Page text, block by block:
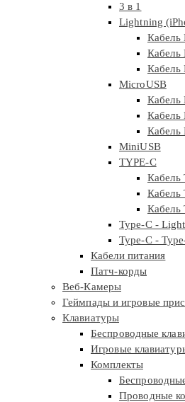
3 в 1
Lightning
Кабель
Кабель
Кабель
MicroUSB
Кабель
Кабель
Кабель
MiniUSB
TYPE-C
Кабель
Кабель
Кабель
Type-C -
Type-C -
Кабели питания
Патч-корды
Веб-Камеры
Геймпады и игровые
Клавиатуры
Беспроводные
Игровые
Комплекты
Проводные